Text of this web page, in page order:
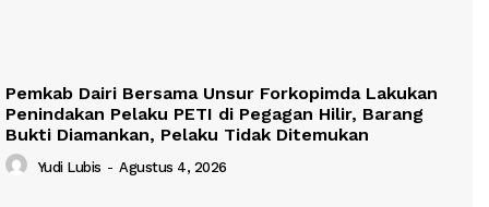
Pemkab Dairi Bersama Unsur Forkopimda Lakukan
Penindakan Pelaku PETI di Pegagan Hilir, Barang
Bukti Diamankan, Pelaku Tidak Ditemukan
Yudi Lubis - Agustus 4, 2026